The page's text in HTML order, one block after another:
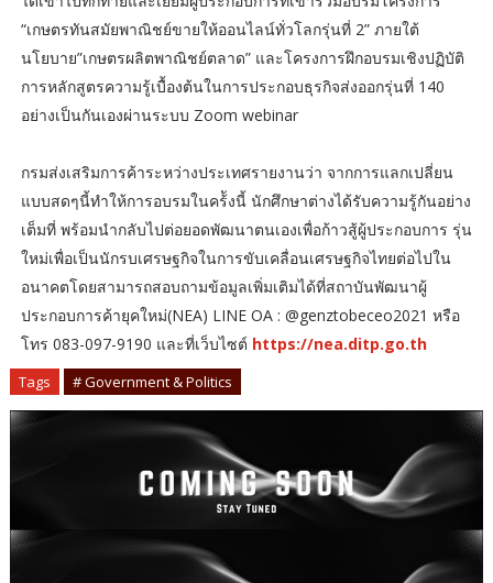
“เกษตรทันสมัยพาณิชย์ขายให้ออนไลน์ทั่วโลกรุ่นที่ 2” ภายใต้
นโยบาย”เกษตรผลิตพาณิชย์ตลาด” และโครงการฝึกอบรมเชิงปฏิบัติ
การหลักสูตรความรู้เบื้องต้นในการประกอบธุรกิจส่งออกรุ่นที่ 140
อย่างเป็นกันเองผ่านระบบ Zoom webinar
กรมส่งเสริมการค้าระหว่างประเทศรายงานว่า จากการแลกเปลี่ยน
แบบสดๆนี้ทำให้การอบรมในคร้ังนี้ นักศึกษาต่างได้รับความรู้กันอย่าง
เต็มที่ พร้อมนำกลับไปต่อยอดพัฒนาตนเองเพื่อก้าวสู้ผู้ประกอบการ รุ่น
ใหม่เพื่อเป็นนักรบเศรษฐกิจในการขับเคลื่อนเศรษฐกิจไทยต่อไปใน
อนาคตโดยสามารถสอบถามข้อมูลเพิ่มเติมได้ที่สถาบันพัฒนาผู้
ประกอบการค้ายุคใหม่(NEA) LINE OA : @genztobeceo2021 หรือ
โทร 083-097-9190 และที่เว็บไซต์ https://nea.ditp.go.th
Tags # Government & Politics